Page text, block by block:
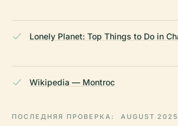
Lonely Planet: Top Things to Do in
Wikipedia — Montroc
ПОСЛЕДНЯЯ ПРОВЕРКА: AUGUST 2025